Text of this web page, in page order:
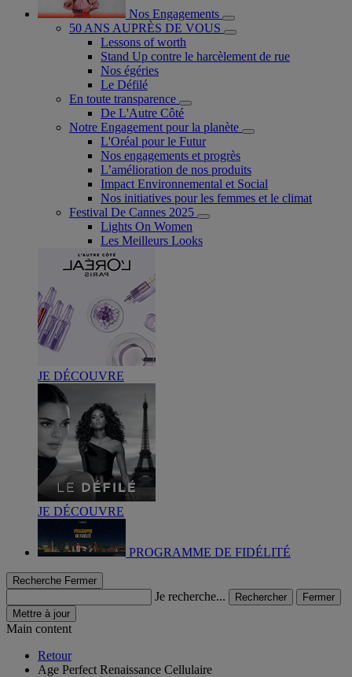
Nos Engagements
50 ANS AUPRÈS DE VOUS
Lessons of worth
Stand Up contre le harcèlement de rue
Nos égéries
Le Défilé
En toute transparence
De L'Autre Côté
Notre Engagement pour la planète
L'Oréal pour le Futur
Nos engagements et progrès
L’amélioration de nos produits
Impact Environnemental et Social
Nos initiatives pour les femmes et le climat
Festival De Cannes 2025
Lights On Women
Les Meilleurs Looks
JE DÉCOUVRE
JE DÉCOUVRE
PROGRAMME DE FIDÉLITÉ
Recherche Fermer
Je recherche... Rechercher
Fermer
Mettre à jour
Main content
Retour
Age Perfect Renaissance Cellulaire